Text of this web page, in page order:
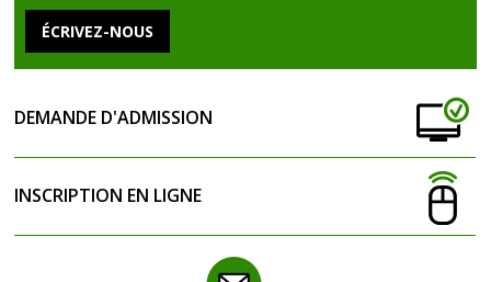
DEMANDE D'ADMISSION
INSCRIPTION EN LIGNE